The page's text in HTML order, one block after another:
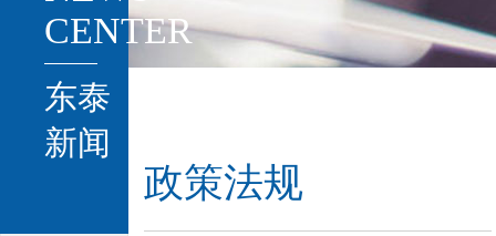
CENTER
东泰
新闻
政策法规